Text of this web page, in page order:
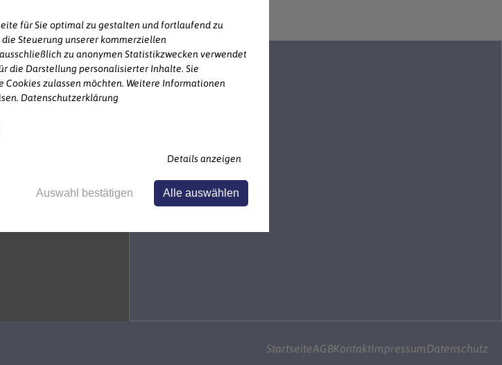
SEIN
StartseiteAGBKontaktImpressumDatenschutz
für Sie optimal zu gestalten und fortlaufend zu
Steuerung unserer kommerziellen
zu anonymen Statistikzwecken verwendet
die Darstellung personalisierter Inhalte. Sie
Cookies zulassen möchten. Weitere Informationen
Datenschutzerklärung
Details anzeigen
Auswahl bestätigen Alle auswählen